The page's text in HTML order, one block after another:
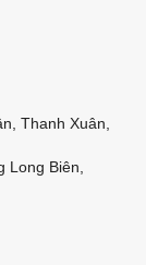
Thanh Xuân,
Long Biên,